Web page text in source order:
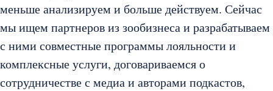
меньше анализируем и больше действуем. Сейчас
мы ищем партнеров из зообизнеса и разрабатываем
с ними совместные программы лояльности и
комплексные услуги, договариваемся о
сотрудничестве с медиа и авторами подкастов,